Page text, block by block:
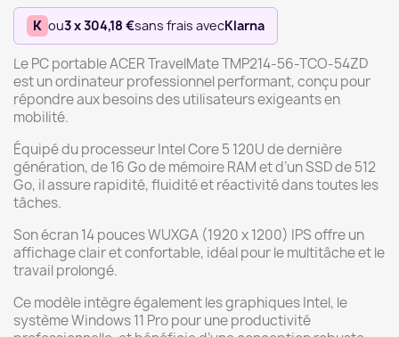
K ou3 x 304,18 €sans frais avecKlarna
Le PC portable ACER TravelMate TMP214-56-TCO-54ZD
est un ordinateur professionnel performant, conçu pour
répondre aux besoins des utilisateurs exigeants en
mobilité.
Équipé du processeur Intel Core 5 120U de dernière
génération, de 16 Go de mémoire RAM et d’un SSD de 512
Go, il assure rapidité, fluidité et réactivité dans toutes les
tâches.
Son écran 14 pouces WUXGA (1920 x 1200) IPS offre un
affichage clair et confortable, idéal pour le multitâche et le
travail prolongé.
Ce modèle intègre également les graphiques Intel, le
système Windows 11 Pro pour une productivité